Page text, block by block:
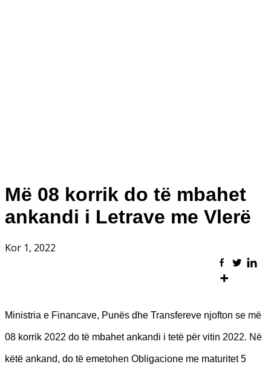
Më 08 korrik do të mbahet
ankandi i Letrave me Vlerë
Kor 1, 2022
Ministria e Financave, Punës dhe Transfereve njofton se më
08 korrik 2022 do të mbahet ankandi i tetë për vitin 2022. Në
këtë ankand, do të emetohen Obligacione me maturitet 5